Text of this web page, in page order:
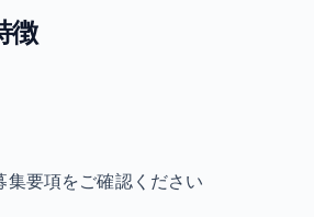
徴
集要項をご確認ください